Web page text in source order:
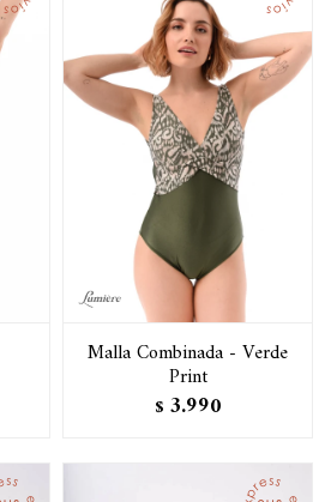
Malla Combinada - Verde
Print
$ 3.990